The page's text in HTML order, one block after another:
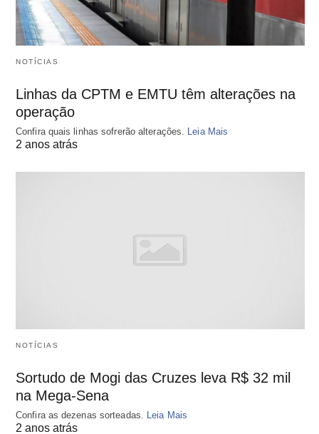
NOTÍCIAS
Linhas da CPTM e EMTU têm alterações na
operação
Confira quais linhas sofrerão alterações. Leia Mais
2 anos atrás
NOTÍCIAS
Sortudo de Mogi das Cruzes leva R$ 32 mil
na Mega-Sena
Confira as dezenas sorteadas. Leia Mais
2 anos atrás